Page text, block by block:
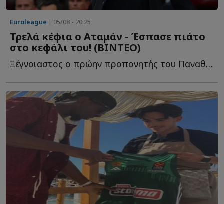
Euroleague | 05/08 - 20:25
Τρελά κέφια ο Αταμάν - Έσπασε πιάτο
στο κεφάλι του! (ΒΙΝΤΕΟ)
Ξέγνοιαστος ο πρώην προπονητής του Παναθηναϊκού σ...